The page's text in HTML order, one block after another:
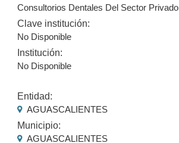
Consultorios Dentales Del Sector Privado
Clave institución:
No Disponible
Institución:
No Disponible
Entidad:
AGUASCALIENTES
Municipio:
AGUASCALIENTES